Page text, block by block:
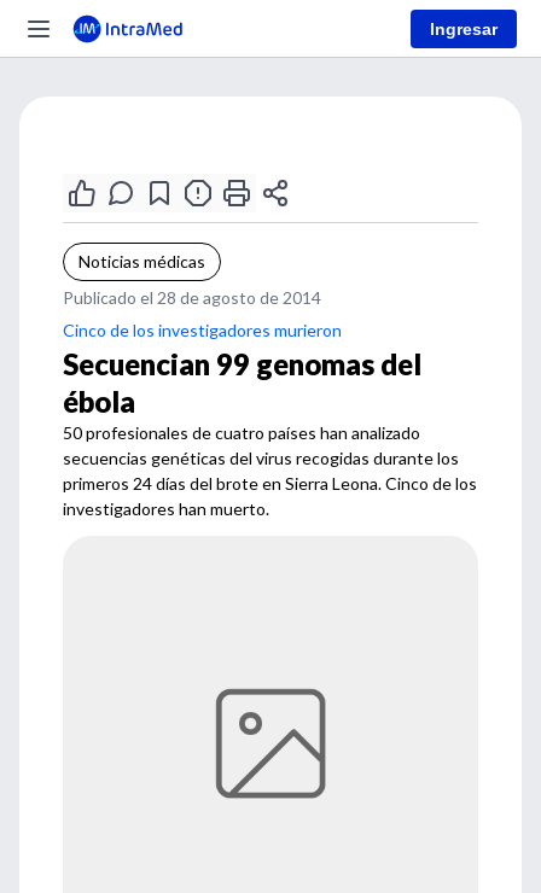
Ingresar
Noticias médicas
Publicado el 28 de agosto de 2014
Cinco de los investigadores murieron
Secuencian 99 genomas del
ébola
50 profesionales de cuatro países han analizado
secuencias genéticas del virus recogidas durante los
primeros 24 días del brote en Sierra Leona. Cinco de los
investigadores han muerto.